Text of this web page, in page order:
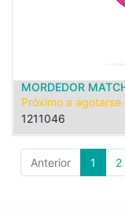
MORDEDOR
Próximo a agotarse
1211046
Anterior 1 2